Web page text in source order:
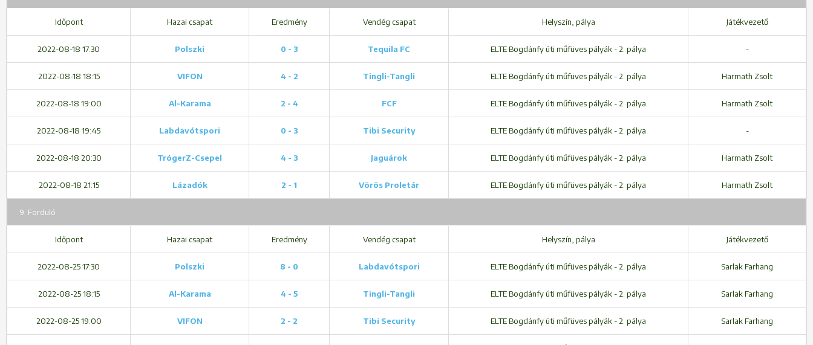
Időpont Hazai csapat Eredmény Vendég csapat Helyszín, pálya Játékvezető
2022-08-18 17:30 Polszki 0 - 3 Tequila FC ELTE Bogdánfy úti műfüves pályák - 2. pálya -
2022-08-18 18:15 VIFON 4 - 2 Tingli-Tangli ELTE Bogdánfy úti műfüves pályák - 2. pálya Harmath Zsolt
2022-08-18 19:00 Al-Karama 2 - 4 FCF ELTE Bogdánfy úti műfüves pályák - 2. pálya Harmath Zsolt
2022-08-18 19:45 Labdavótspori 0 - 3 Tibi Security ELTE Bogdánfy úti műfüves pályák - 2. pálya -
2022-08-18 20:30 TrógerZ-Csepel 4 - 3 Jaguárok ELTE Bogdánfy úti műfüves pályák - 2. pálya Harmath Zsolt
2022-08-18 21:15 Lázadók 2 - 1 Vörös Proletár ELTE Bogdánfy úti műfüves pályák - 2. pálya Harmath Zsolt
9. Forduló
Időpont Hazai csapat Eredmény Vendég csapat Helyszín, pálya Játékvezető
2022-08-25 17:30 Polszki 8 - 0 Labdavótspori ELTE Bogdánfy úti műfüves pályák - 2. pálya Sarlak Farhang
2022-08-25 18:15 Al-Karama 4 - 5 Tingli-Tangli ELTE Bogdánfy úti műfüves pályák - 2. pálya Sarlak Farhang
2022-08-25 19:00 VIFON 2 - 2 Tibi Security ELTE Bogdánfy úti műfüves pályák - 2. pálya Sarlak Farhang